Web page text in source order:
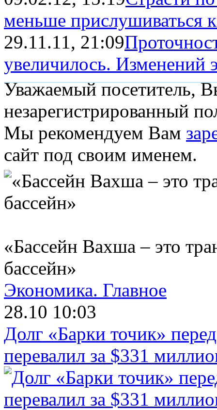
меньше прислушиваться
29.11.11, 21:09
увеличилось. Изменений
Уважаемый посетитель,
незарегистрированный
Мы рекомендуем Вам
сайт под своим именем.
«Бассейн Вахша – это
бассейн»
Экономика. Главное
28.10 10:03
Долг «Барки точик»
перевалил за $331